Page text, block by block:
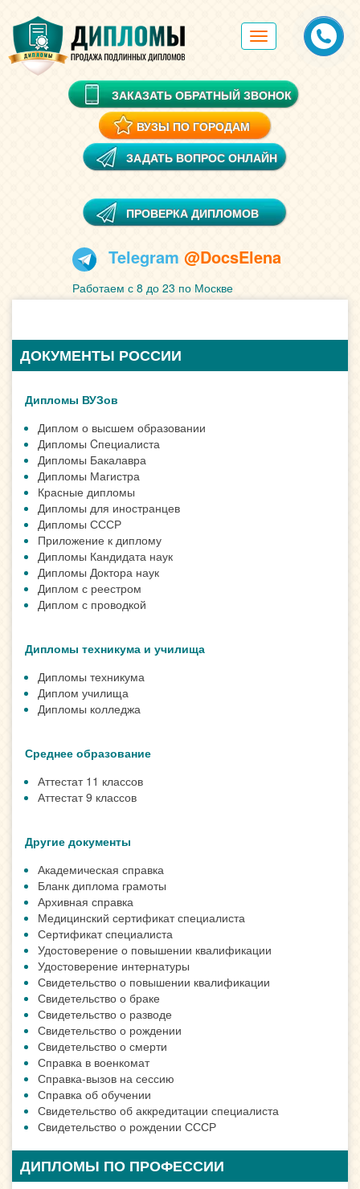
Toggle
navigation
ЗАКАЗАТЬ ОБРАТНЫЙ ЗВОНОК
ВУЗЫ ПО ГОРОДАМ
ЗАДАТЬ ВОПРОС ОНЛАЙН
ПРОВЕРКА ДИПЛОМОВ
Telegram @DocsElena
Работаем с 8 до 23 по Москве
ДОКУМЕНТЫ РОССИИ
Дипломы ВУЗов
Диплом о высшем образовании
Дипломы Cпециалиста
Дипломы Бакалавра
Дипломы Магистра
Красные дипломы
Дипломы для иностранцев
Дипломы СССР
Приложение к диплому
Дипломы Кандидата наук
Дипломы Доктора наук
Диплом с реестром
Диплом с проводкой
Дипломы техникума и училища
Дипломы техникума
Диплом училища
Дипломы колледжа
Среднее образование
Аттестат 11 классов
Аттестат 9 классов
Другие документы
Академическая справка
Бланк диплома грамоты
Архивная справка
Медицинский сертификат специалиста
Сертификат специалиста
Удостоверение о повышении квалификации
Удостоверение интернатуры
Свидетельство о повышении квалификации
Свидетельство о браке
Свидетельство о разводе
Свидетельство о рождении
Свидетельство о смерти
Справка в военкомат
Справка-вызов на сессию
Справка об обучении
Свидетельство об аккредитации специалиста
Свидетельство о рождении СССР
ДИПЛОМЫ ПО ПРОФЕССИИ